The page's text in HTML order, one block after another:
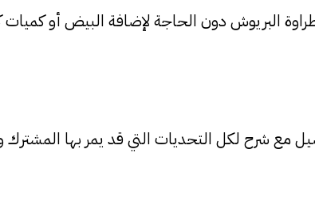
البريوش دون الحاجة لإضافة البيض أو كميات
مع شرح لكل التحديات التي قد يمر بها